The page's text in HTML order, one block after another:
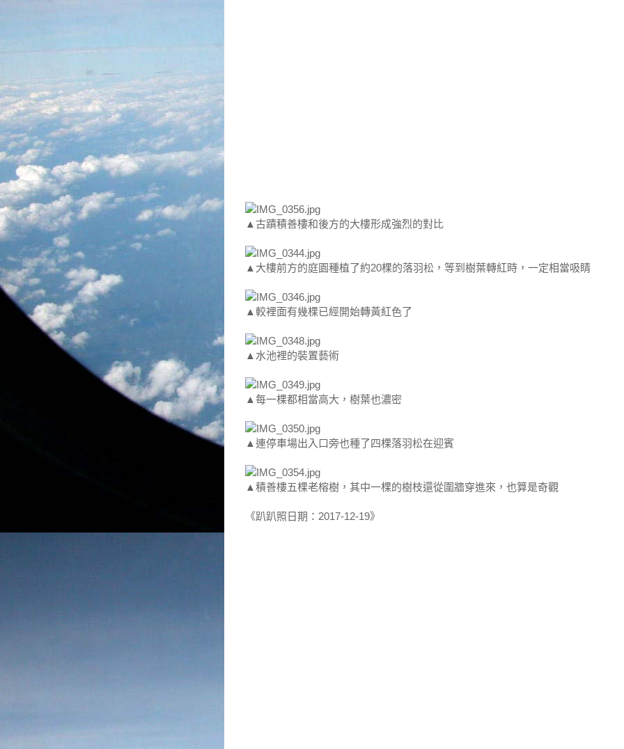
▲古蹟積善樓和後方的大樓形成強烈的對比
▲大樓前方的庭園種植了約20棵的落羽松，等到樹葉轉紅時，一定相當吸睛
▲較裡面有幾棵已經開始轉黃紅色了
▲水池裡的裝置藝術
▲每一棵都相當高大，樹葉也濃密
▲連停車場出入口旁也種了四棵落羽松在迎賓
▲積善樓五棵老榕樹，其中一棵的樹枝還從圍牆穿進來，也算是奇觀
《趴趴照日期：2017-12-19》